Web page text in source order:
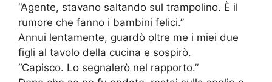
“Agente, stavano saltando sul trampolino. È il
rumore che fanno i bambini felici.”
Annui lentamente, guardò oltre me i miei due
figli al tavolo della cucina e sospirò.
“Capisco. Lo segnalerò nel rapporto.”